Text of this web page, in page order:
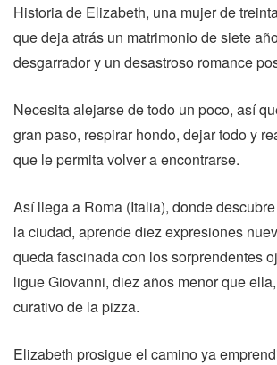
Historia de Elizabeth, una mujer de
que deja atrás un matrimonio de siete
desgarrador y un desastroso romance
Necesita alejarse de todo un poco, así
gran paso, respirar hondo, dejar todo y
que le permita volver a encontrarse.
Así llega a Roma (Italia), donde
la ciudad, aprende diez expresiones
queda fascinada con los sorprendentes
ligue Giovanni, diez años menor que
curativo de la pizza.
Elizabeth prosigue el camino ya